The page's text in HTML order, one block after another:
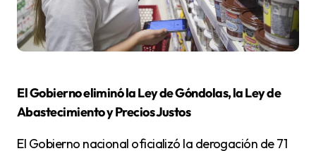
El Gobierno eliminó la Ley de Góndolas, la Ley de
Abastecimiento y Precios Justos
El Gobierno nacional oficializó la derogación de 71